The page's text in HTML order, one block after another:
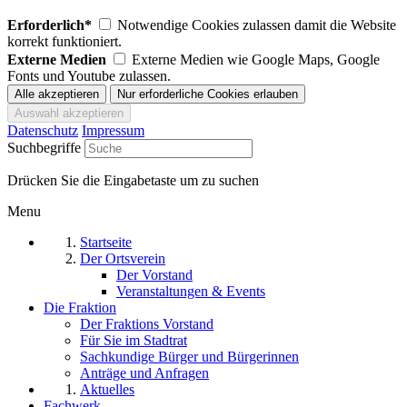
Erforderlich*
Notwendige Cookies zulassen damit die Website
korrekt funktioniert.
Externe Medien
Externe Medien wie Google Maps, Google
Fonts und Youtube zulassen.
Datenschutz Impressum
Suchbegriffe
Drücken Sie die Eingabetaste um zu suchen
Menu
Startseite
Der Ortsverein
Der Vorstand
Veranstaltungen & Events
Die Fraktion
Der Fraktions Vorstand
Für Sie im Stadtrat
Sachkundige Bürger und Bürgerinnen
Anträge und Anfragen
Aktuelles